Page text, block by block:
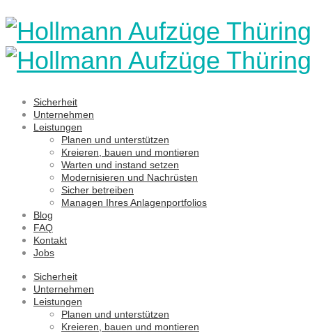
Sicherheit
Unternehmen
Leistungen
Planen und unterstützen
Kreieren, bauen und montieren
Warten und instand setzen
Modernisieren und Nachrüsten
Sicher betreiben
Managen Ihres Anlagenportfolios
Blog
FAQ
Kontakt
Jobs
Sicherheit
Unternehmen
Leistungen
Planen und unterstützen
Kreieren, bauen und montieren